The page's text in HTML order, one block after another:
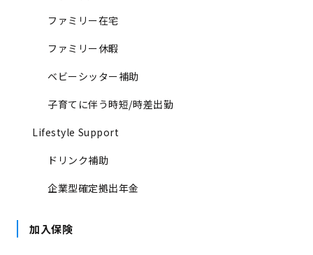
ファミリー在宅
ファミリー休暇
ベビーシッター補助
子育てに伴う時短/時差出勤
Lifestyle Support
ドリンク補助
企業型確定拠出年金
加入保険